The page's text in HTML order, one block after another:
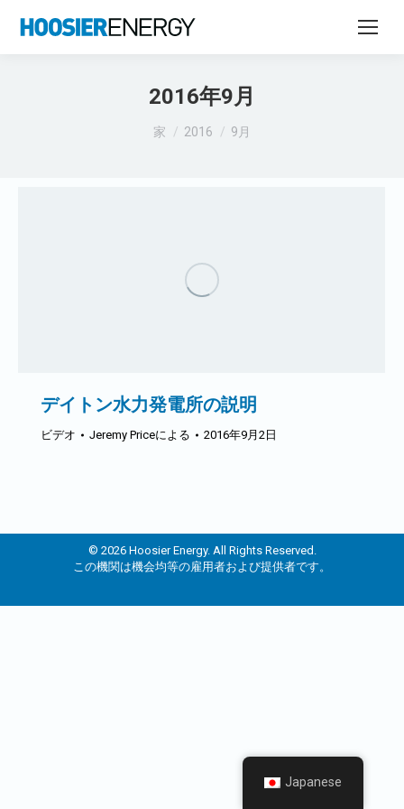
2016年9月
あなたはここにいる：
家 2016 9月
デイトン水力発電所の説明
ビデオ Jeremy Priceによる 2016年9月2日
© 2026 Hoosier Energy. All Rights Reserved.
この機関は機会均等の雇用者および提供者です。
Japanese